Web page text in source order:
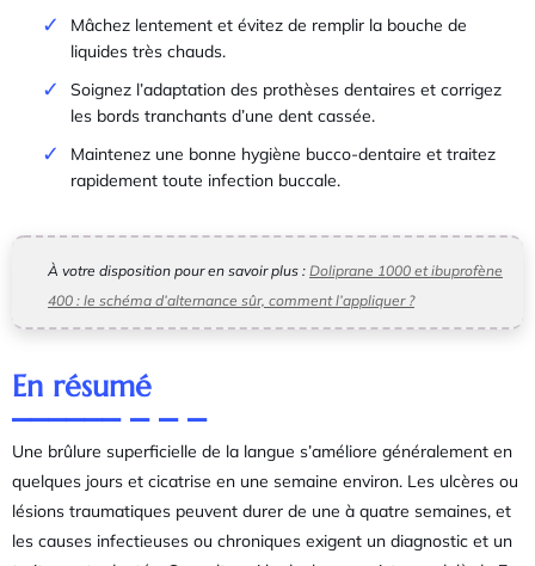
Mâchez lentement et évitez de remplir la bouche de
liquides très chauds.
Soignez l’adaptation des prothèses dentaires et corrigez
les bords tranchants d’une dent cassée.
Maintenez une bonne hygiène bucco-dentaire et traitez
rapidement toute infection buccale.
À votre disposition pour en savoir plus : Doliprane 1000 et ibuprofène
400 : le schéma d’alternance sûr, comment l’appliquer ?
En résumé
Une brûlure superficielle de la langue s’améliore généralement en
quelques jours et cicatrise en une semaine environ. Les ulcères ou
lésions traumatiques peuvent durer de une à quatre semaines, et
les causes infectieuses ou chroniques exigent un diagnostic et un